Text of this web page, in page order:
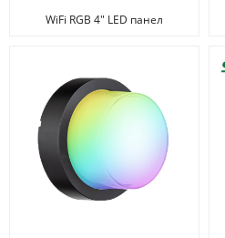
WiFi RGB 4" LED панел